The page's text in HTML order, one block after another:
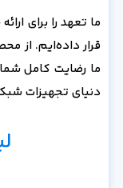
ما تعهد را برای
قرار داده‌ایم. از
ما رضایت کامل
دنیای تجهیزات